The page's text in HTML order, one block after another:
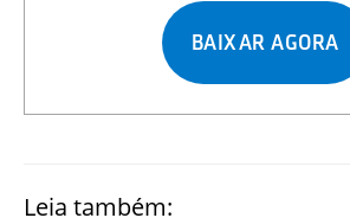
BAIXAR AGORA
Leia também: